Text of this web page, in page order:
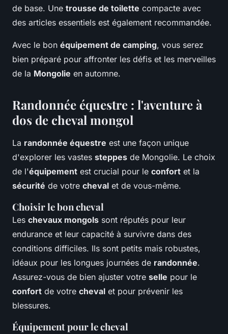
de base. Une trousse de toilette compacte avec
des articles essentiels est également recommandée.
Avec le bon équipement de camping, vous serez
bien préparé pour affronter les défis et les merveilles
de la Mongolie en automne.
Randonnée équestre : l'aventure à
dos de cheval mongol
La randonnée équestre est une façon unique
d'explorer les vastes steppes de Mongolie. Le choix
de l'équipement est crucial pour le confort et la
sécurité de votre cheval et de vous-même.
Choisir le bon cheval
Les chevaux mongols sont réputés pour leur
endurance et leur capacité à survivre dans des
conditions difficiles. Ils sont petits mais robustes,
idéaux pour les longues journées de randonnée.
Assurez-vous de bien ajuster votre selle pour le
confort de votre cheval et pour prévenir les
blessures.
Équipement pour le cheval